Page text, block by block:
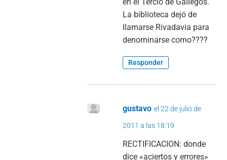
en el Tercio de Gallegos.
La biblioteca dejó de
llamarse Rivadavia para
denominarse como????
Responder
gustavo el 22 de julio de
2011 a las 18:19
RECTIFICACION: donde
dice «aciertos y errores»